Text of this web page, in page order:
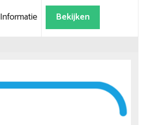
Informatie Bekijken